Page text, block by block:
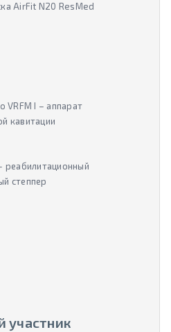
AirFit N20 ResMed
VRFM I – аппарат
кавитации
реабилитационный
степпер
участник